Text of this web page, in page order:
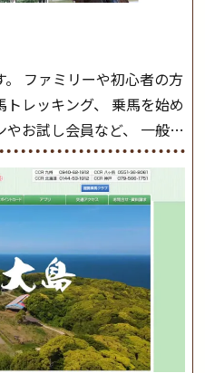
めた誘導練習を行いま
プクラスまでに練習した
スターし、ワンランク上
けましょう。 注意事項
る馬場はこちらで決定い
◆基本は雨天決行です
上急遽中止させていただ
ースランドパークの協議
スンが中止になる場合が
いただいている皆様には事
ホーストレックのツアー
ファミリーや初心者の方
レッキング、 乗馬を始め
お試し会員など、 一般の
施設を目指しています。
になったり自分の馬を持
あり、 健康や趣味、スポ
な方が、日々乗馬をお楽
、ゴールデンウィークと夏
ますので、ぜひご家族で
ンターの紹介記事はこち